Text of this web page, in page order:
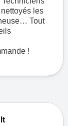
les
Tout
!